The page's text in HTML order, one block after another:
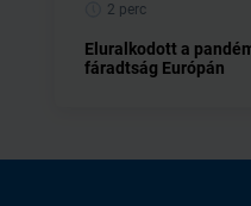
2 perc
Eluralkodott a
fáradtság Európán